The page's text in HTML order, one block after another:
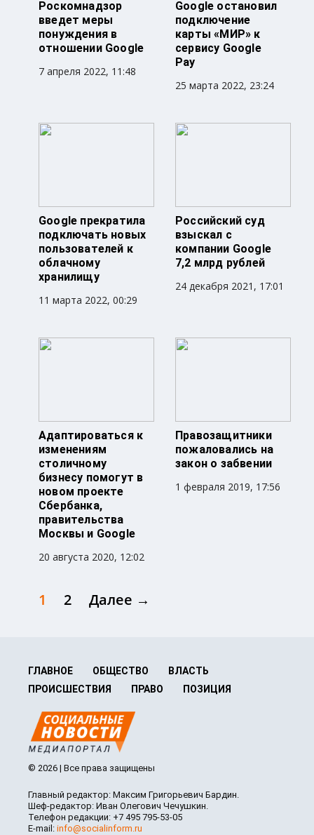
Роскомнадзор
введет меры
понуждения в
отношении Google
7 апреля 2022, 11:48
Google остановил
подключение
карты «МИР» к
сервису Google
Pay
25 марта 2022, 23:24
Google прекратила
подключать новых
пользователей к
облачному
хранилищу
11 марта 2022, 00:29
Российский суд
взыскал с
компании Google
7,2 млрд рублей
24 декабря 2021, 17:01
Адаптироваться к
изменениям
столичному
бизнесу помогут в
новом проекте
Сбербанка,
правительства
Москвы и Google
20 августа 2020, 12:02
Правозащитники
пожаловались на
закон о забвении
1 февраля 2019, 17:56
1 2 Далее →
ГЛАВНОЕ ОБЩЕСТВО
ВЛАСТЬ
ПРОИСШЕСТВИЯ
ПРАВО ПОЗИЦИЯ
© 2026 | Все права защищены
Главный редактор: Максим Григорьевич Бардин.
Шеф-редактор: Иван Олегович Чечушкин.
Телефон редакции: +7 495 795-53-05
E-mail: info@socialinform.ru